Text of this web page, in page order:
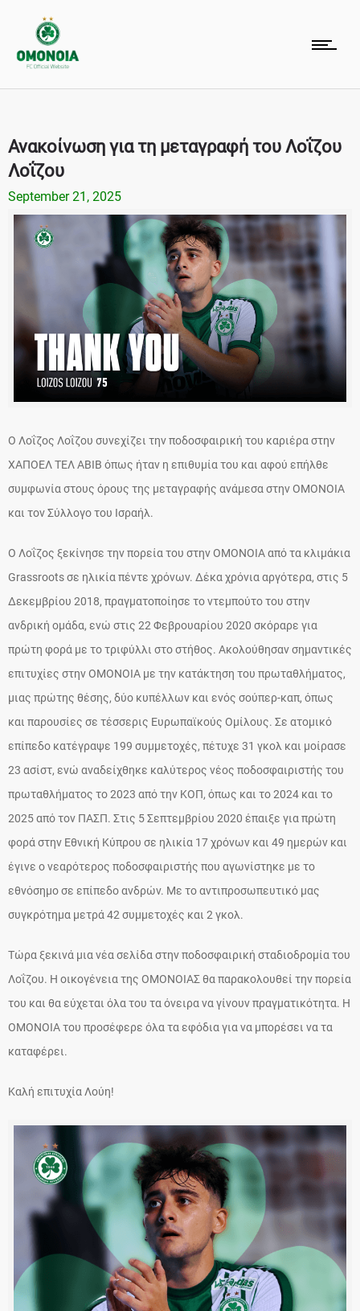
Ανακοίνωση για τη μεταγραφή του Λοΐζου
Λοΐζου
September 21, 2025
Ο Λοΐζος Λοΐζου συνεχίζει την ποδοσφαιρική του καριέρα στην
ΧΑΠΟΕΛ ΤΕΛ ΑΒΙΒ όπως ήταν η επιθυμία του και αφού επήλθε
συμφωνία στους όρους της μεταγραφής ανάμεσα στην ΟΜΟΝΟΙΑ
και τον Σύλλογο του Ισραήλ.
Ο Λοΐζος ξεκίνησε την πορεία του στην ΟΜΟΝΟΙΑ από τα κλιμάκια
Grassroots σε ηλικία πέντε χρόνων. Δέκα χρόνια αργότερα, στις 5
Δεκεμβρίου 2018, πραγματοποίησε το ντεμπούτο του στην
ανδρική ομάδα, ενώ στις 22 Φεβρουαρίου 2020 σκόραρε για
πρώτη φορά με το τριφύλλι στο στήθος. Ακολούθησαν σημαντικές
επιτυχίες στην ΟΜΟΝΟΙΑ με την κατάκτηση του πρωταθλήματος,
μιας πρώτης θέσης, δύο κυπέλλων και ενός σούπερ-καπ, όπως
και παρουσίες σε τέσσερις Ευρωπαϊκούς Ομίλους. Σε ατομικό
επίπεδο κατέγραψε 199 συμμετοχές, πέτυχε 31 γκολ και μοίρασε
23 ασίστ, ενώ αναδείχθηκε καλύτερος νέος ποδοσφαιριστής του
πρωταθλήματος το 2023 από την ΚΟΠ, όπως και το 2024 και το
2025 από τον ΠΑΣΠ. Στις 5 Σεπτεμβρίου 2020 έπαιξε για πρώτη
φορά στην Εθνική Κύπρου σε ηλικία 17 χρόνων και 49 ημερών και
έγινε ο νεαρότερος ποδοσφαιριστής που αγωνίστηκε με το
εθνόσημο σε επίπεδο ανδρών. Με το αντιπροσωπευτικό μας
συγκρότημα μετρά 42 συμμετοχές και 2 γκολ.
Τώρα ξεκινά μια νέα σελίδα στην ποδοσφαιρική σταδιοδρομία του
Λοΐζου. Η οικογένεια της ΟΜΟΝΟΙΑΣ θα παρακολουθεί την πορεία
του και θα εύχεται όλα του τα όνειρα να γίνουν πραγματικότητα. Η
ΟΜΟΝΟΙΑ του προσέφερε όλα τα εφόδια για να μπορέσει να τα
καταφέρει.
Καλή επιτυχία Λούη!